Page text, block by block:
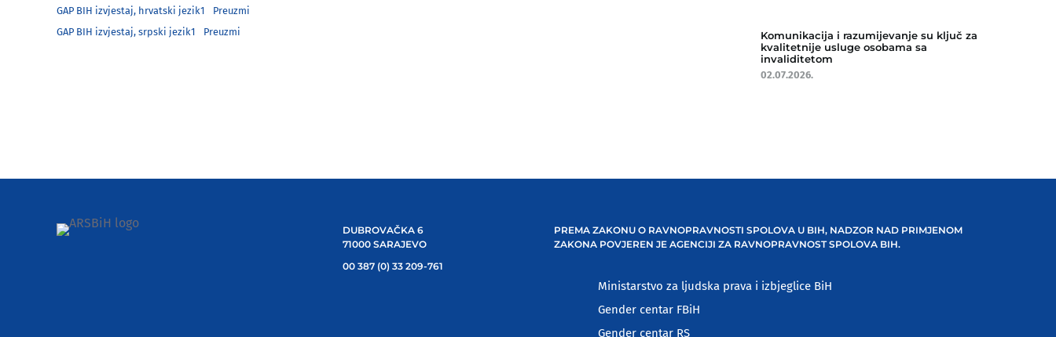
GAP BIH izvjestaj, hrvatski jezik1
Preuzmi
GAP BIH izvjestaj, srpski jezik1
Preuzmi
Komunikacija i razumijevanje su ključ za
kvalitetnije usluge osobama sa
invaliditetom
02.07.2026.
DUBROVAČKA 6
71000 SARAJEVO
00 387 (0) 33 209-761
PREMA ZAKONU O RAVNOPRAVNOSTI SPOLOVA U BIH, NADZOR NAD PRIMJENOM
ZAKONA POVJEREN JE AGENCIJI ZA RAVNOPRAVNOST SPOLOVA BIH.
Ministarstvo za ljudska prava i izbjeglice BiH
Gender centar FBiH
Gender centar RS